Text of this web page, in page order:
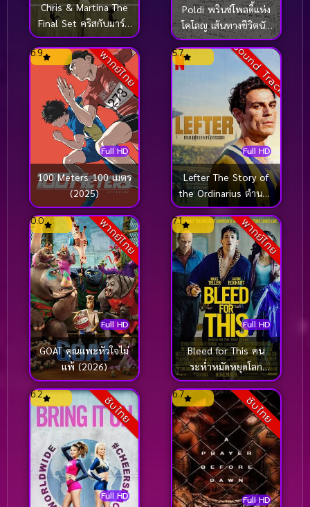
Chris & Martina The
Final Set คริสกับมาร์ติ
นา สู้สุดใจในเซ็ตสุดท้าย
(2026)
Poldi พรินซ์โพลดี้แห่ง
โคโลญ เส้นทางชีวิตนัก
เตะ (2026)
พากย์ไทย
Full HD
6.9
100 Meters 100 เมตร
(2025)
Sound Track
Full HD
5.7
Lefter The Story of
the Ordinarius ตำนาน
ฟุตบอลเหนือธรรมชาติ
(2025)
พากย์ไทย
Full HD
0.0
GOAT คุณแพะหัวใจไม่
แพ้ (2026)
พากย์ไทย
Full HD
7.1
Bleed for This คน
ระห่ำหมัดหยุดโลก
(2016)
ซับไทย
Full HD
6.2 ซับไทย
Full HD
6.7